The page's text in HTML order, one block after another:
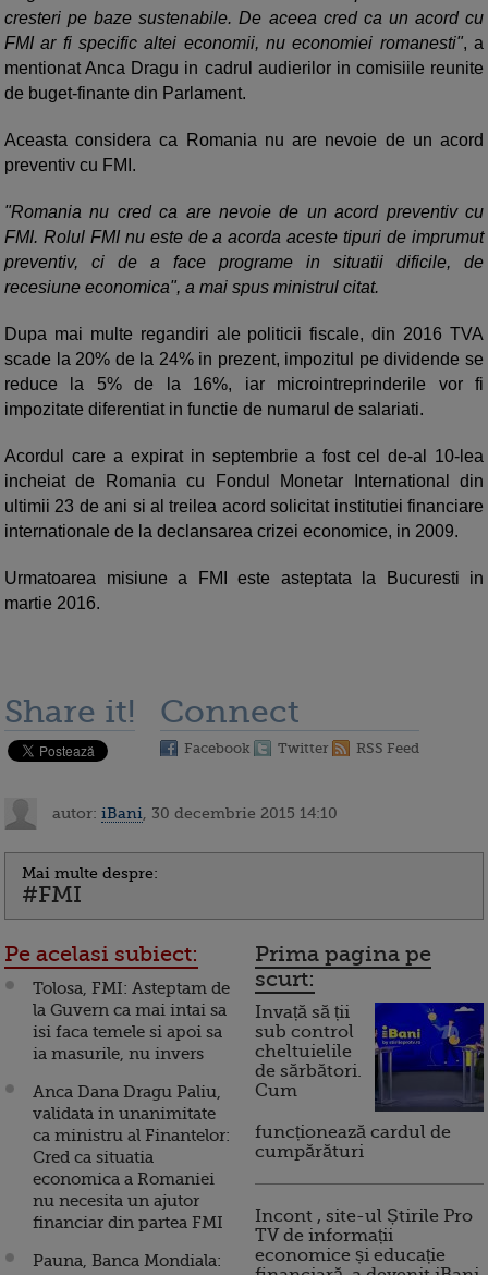
cresteri pe baze sustenabile. De aceea cred ca un acord cu
FMI ar fi specific altei economii, nu economiei romanesti", a
mentionat Anca Dragu in cadrul audierilor in comisiile reunite
de buget-finante din Parlament.
Aceasta considera ca Romania nu are nevoie de un acord
preventiv cu FMI.
"Romania nu cred ca are nevoie de un acord preventiv cu
FMI. Rolul FMI nu este de a acorda aceste tipuri de imprumut
preventiv, ci de a face programe in situatii dificile, de
recesiune economica", a mai spus ministrul citat.
Dupa mai multe regandiri ale politicii fiscale, din 2016 TVA
scade la 20% de la 24% in prezent, impozitul pe dividende se
reduce la 5% de la 16%, iar microintreprinderile vor fi
impozitate diferentiat in functie de numarul de salariati.
Acordul care a expirat in septembrie a fost cel de-al 10-lea
incheiat de Romania cu Fondul Monetar International din
ultimii 23 de ani si al treilea acord solicitat institutiei financiare
internationale de la declansarea crizei economice, in 2009.
Urmatoarea misiune a FMI este asteptata la Bucuresti in
martie 2016.
Share it! Connect
Facebook Twitter RSS Feed
autor: iBani , 30 decembrie 2015 14:10
Mai multe despre:
#FMI
Pe acelasi subiect:
Tolosa, FMI: Asteptam de
la Guvern ca mai intai sa
isi faca temele si apoi sa
ia masurile, nu invers
Anca Dana Dragu Paliu,
validata in unanimitate
ca ministru al Finantelor:
Cred ca situatia
economica a Romaniei
nu necesita un ajutor
financiar din partea FMI
Pauna, Banca Mondiala:
Prima pagina pe
scurt:
Invață să ții
sub control
cheltuielile
de sărbători.
Cum
funcționează cardul de
cumpărături
Incont , site-ul Știrile Pro
TV de informații
economice și educație